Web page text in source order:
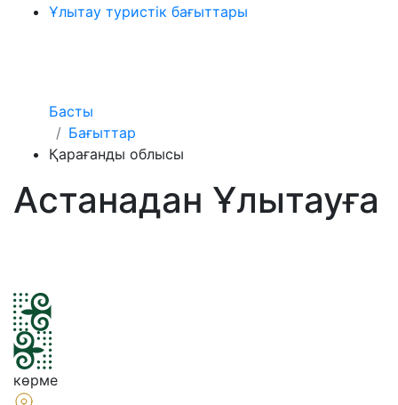
Ұлытау туристік бағыттары
Басты
Бағыттар
Қарағанды облысы
Астанадан Ұлытауға
көрме